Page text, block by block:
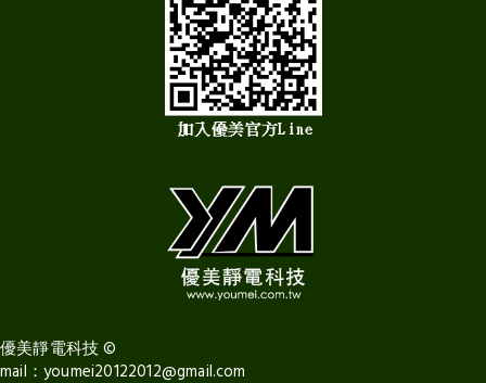
優美靜電科技©
mail： youmei20122012@gmail.com